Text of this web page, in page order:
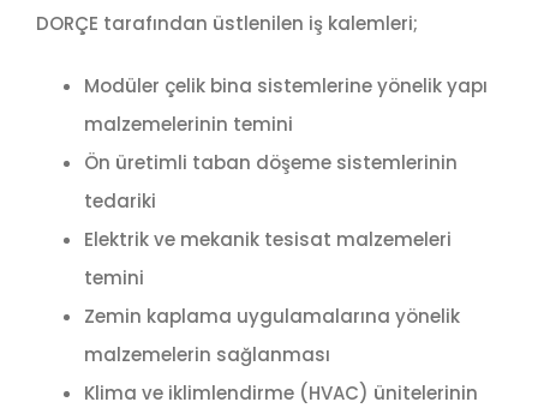
DORÇE tarafından üstlenilen iş kalemleri;
Modüler çelik bina sistemlerine yönelik yapı
malzemelerinin temini
Ön üretimli taban döşeme sistemlerinin
tedariki
Elektrik ve mekanik tesisat malzemeleri
temini
Zemin kaplama uygulamalarına yönelik
malzemelerin sağlanması
Klima ve iklimlendirme (HVAC) ünitelerinin